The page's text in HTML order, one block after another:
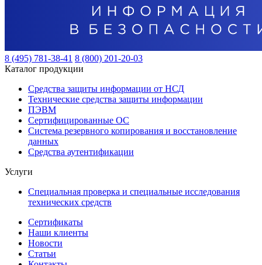
8 (495) 781-38-41 8 (800) 201-20-03
Каталог продукции
Средства защиты информации от НСД
Технические средства защиты информации
ПЭВМ
Сертифицированные ОС
Система резервного копирования и восстановление
данных
Средства аутентификации
Услуги
Специальная проверка и специальные исследования
технических средств
Сертификаты
Наши клиенты
Новости
Статьи